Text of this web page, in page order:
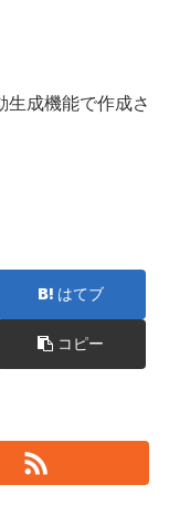
生成機能で作成さ
はてブ
コピー